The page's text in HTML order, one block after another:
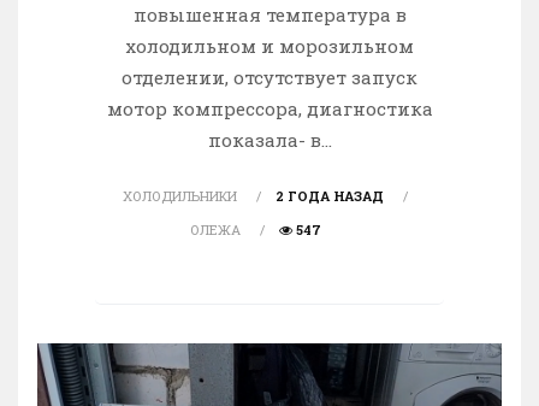
повышенная температура в
холодильном и морозильном
отделении, отсутствует запуск
мотор компрессора, диагностика
показала- в...
ХОЛОДИЛЬНИКИ
2 ГОДА НАЗАД
ОЛЕЖА
547